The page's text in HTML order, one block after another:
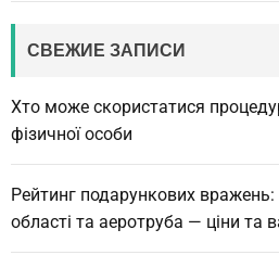
СВЕЖИЕ ЗАПИСИ
Хто може скористатися
фізичної особи
Рейтинг подарункових вражень:
області та аеротруба — ціни та